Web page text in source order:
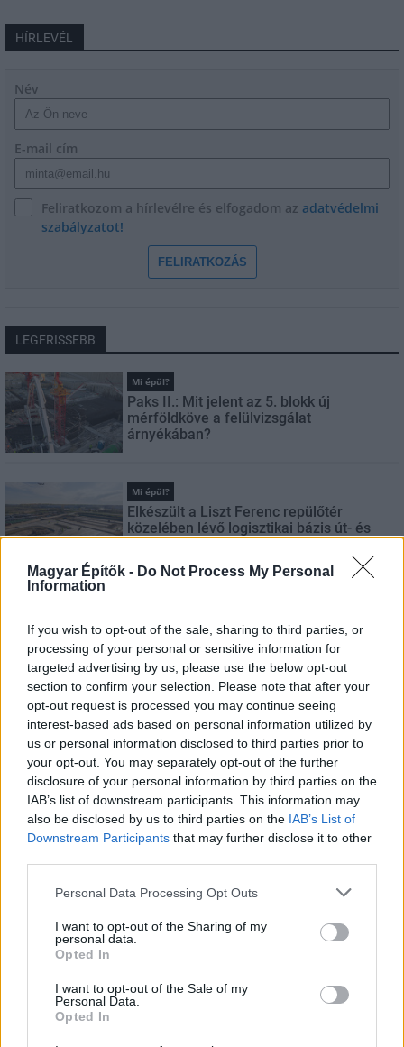
Magyar Építők - Do Not Process My Personal
Information
If you wish to opt-out of the sale, sharing to third parties, or
processing of your personal or sensitive information for
targeted advertising by us, please use the below opt-out
section to confirm your selection. Please note that after your
opt-out request is processed you may continue seeing
interest-based ads based on personal information utilized by
us or personal information disclosed to third parties prior to
your opt-out. You may separately opt-out of the further
disclosure of your personal information by third parties on the
IAB’s list of downstream participants. This information may
also be disclosed by us to third parties on the IAB’s List of
Downstream Participants that may further disclose it to other
Please note that this website/app uses one or more Google
not limited to your visit or usage behaviour. You may click to
grant or deny consent to Google and its third-party tags to
use your data for below specified purposes in below Google
consent section.
Personal Data Processing Opt Outs
I want to opt-out of the Sharing of my
personal data.
Opted In
I want to opt-out of the Sale of my
Personal Data.
Opted In
HÍRLEVÉL
Név
E-mail cím
Feliratkozom a hírlevélre és elfogadom az adatvédelmi
szabályzatot!
FELIRATKOZÁS
LEGFRISSEBB
Mi épül?
Paks II.: Mit jelent az 5. blokk új
mérföldköve a felülvizsgálat
árnyékában?
Mi épül?
Elkészült a Liszt Ferenc repülőtér
közelében lévő logisztikai bázis út- és
közműhálózatának fejlesztése
Látlelet a hazai víziközművekről?
Egyetlen, fél évszázados vezetéken múlt
Bicske vízellátása
Mi épül?
Épített öröksége megújításával is készül
Mohács a csata ötszázadik évfordulójára
Iparági hírek
A tengerfenék alatt négy óriáskábellel
KIRAKAT